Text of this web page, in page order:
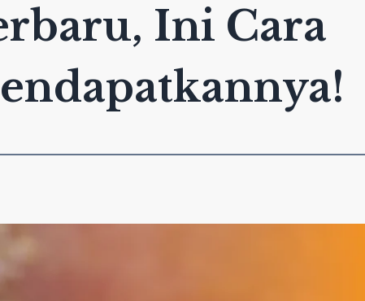
Ini Cara